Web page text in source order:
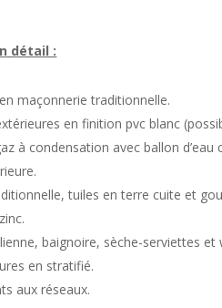
détail :
maçonnerie traditionnelle.
en finition pvc blanc
à condensation avec ballon
tuiles en terre cuite et
baignoire, sèche-serviettes
en stratifié.
aux réseaux.